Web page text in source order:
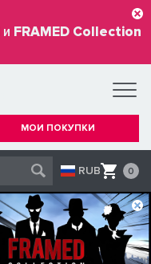
и FRAMED Collection
МОИ ПОКУПКИ
RUB 0